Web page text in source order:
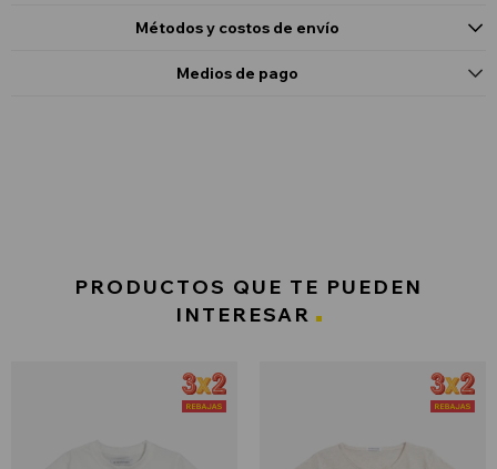
Métodos y costos de envío
Medios de pago
PRODUCTOS QUE TE PUEDEN
INTERESAR